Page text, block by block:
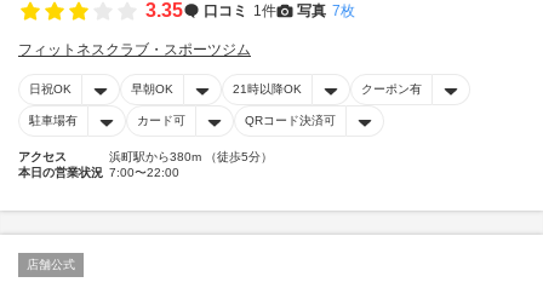
3.35 口コミ 1件 写真 7枚
フィットネスクラブ・スポーツジム
日祝OK 早朝OK 21時以降OK クーポン有
駐車場有 カード可 QRコード決済可
アクセス
浜町駅から380m （徒歩5分）
本日の営業状況 7:00〜22:00
店舗公式